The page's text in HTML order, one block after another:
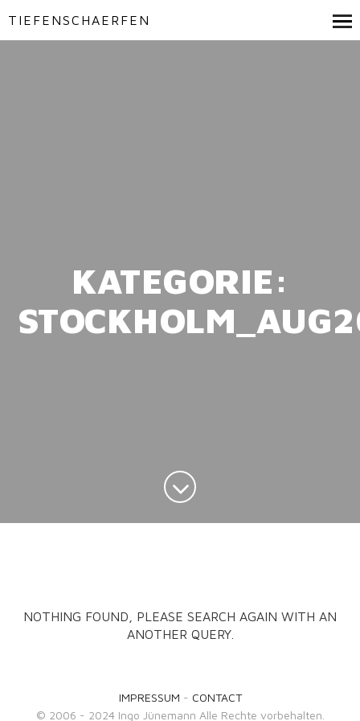
TIEFENSCHAERFEN
KATEGORIE:
NOTHING FOUND, PLEASE SEARCH AGAIN WITH AN
ANOTHER QUERY.
IMPRESSUM - CONTACT
© 2006 - 2024 Ingo Jünemann Alle Rechte vorbehalten.